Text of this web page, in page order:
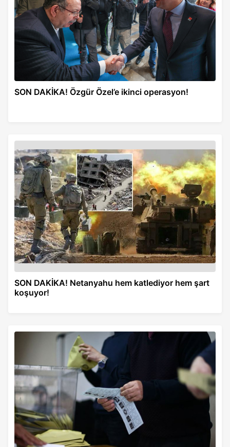
SON DAKİKA! Özgür Özel’e ikinci operasyon!
SON DAKİKA! Netanyahu hem katlediyor hem şart
koşuyor!